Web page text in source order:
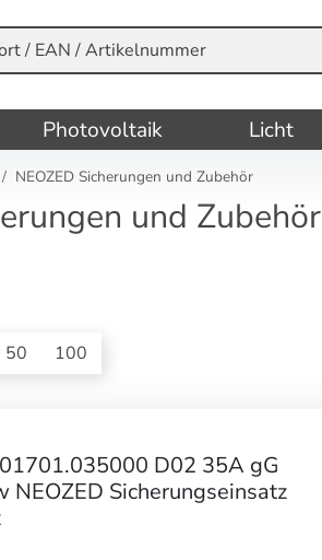
Photovoltaik Licht
NEOZED Sicherungen und Zubehör
und Zubehör
50 100
D02 35A gG
NEOZED Sicherungseinsatz